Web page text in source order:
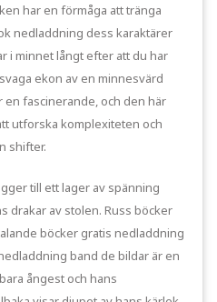
har en förmåga att tränga
nedladdning dess karaktärer
i minnet långt efter att du har
ekon av en minnesvärd
fascinerande, och den här
utforska komplexiteten och
shifter.
till ett lager av spänning
drakar av stolen. Russ böcker
böcker gratis nedladdning
band de bildar är en
ångest och hans